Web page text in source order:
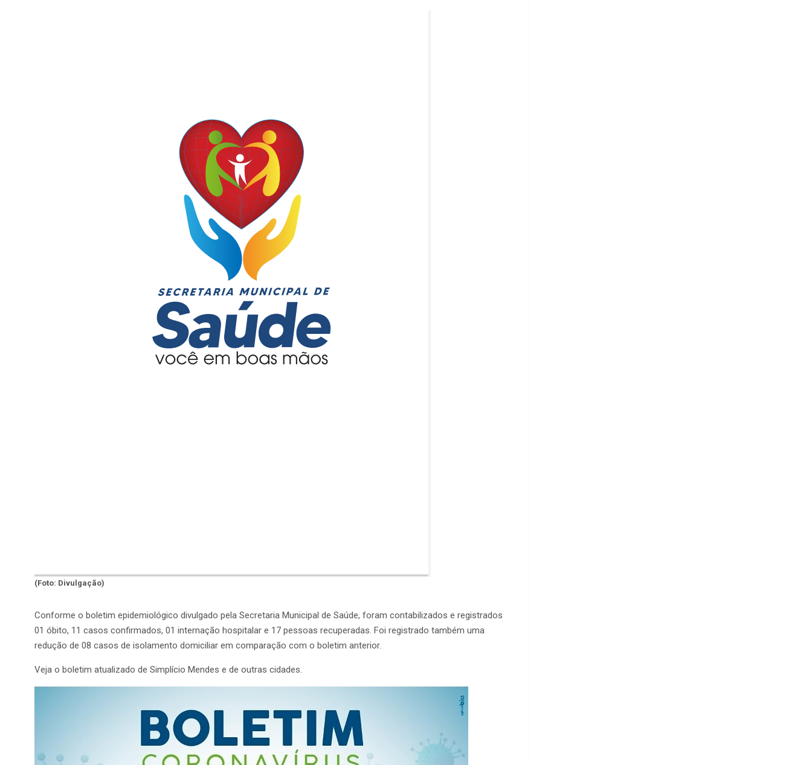
(Foto: Divulgação)
Conforme o boletim epidemiológico divulgado pela Secretaria Municipal de Saúde, foram contabilizados e registrados
01 óbito, 11 casos confirmados, 01 internação hospitalar e 17 pessoas recuperadas. Foi registrado também uma
redução de 08 casos de isolamento domiciliar em comparação com o boletim anterior.
Veja o boletim atualizado de Simplício Mendes e de outras cidades.